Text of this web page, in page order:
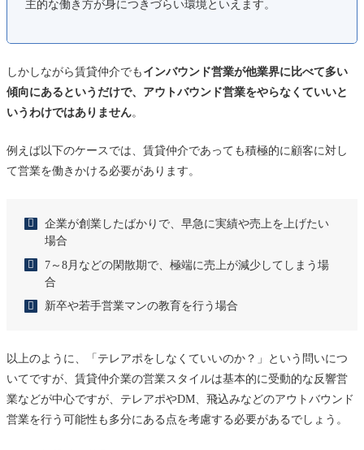
主的な働き方が身につきづらい環境といえます。
しかしながら賃貸仲介でもインバウンド営業が他業界に比べて多い
傾向にあるというだけで、アウトバウンド営業をやらなくていいと
いうわけではありません。
例えば以下のケースでは、賃貸仲介であっても積極的に顧客に対し
て営業を働きかける必要があります。
企業が創業したばかりで、早急に実績や売上を上げたい
場合
7～8月などの閑散期で、極端に売上が減少してしまう場
合
新卒や若手営業マンの教育を行う場合
以上のように、「テレアポをしなくていいのか？」という問いにつ
いてですが、賃貸仲介業の営業スタイルは基本的に受動的な反響営
業などが中心ですが、テレアポやDM、飛込みなどのアウトバウンド
営業を行う可能性も多分にある点を考慮する必要があるでしょう。